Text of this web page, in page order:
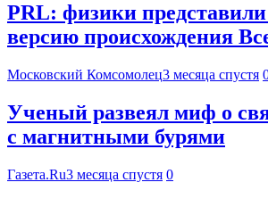
PRL: физики
версию происхождения
Московский Комсомолец3 месяца спустя
Ученый развеял миф о
с магнитными бурями
Газета.Ru3 месяца спустя 0